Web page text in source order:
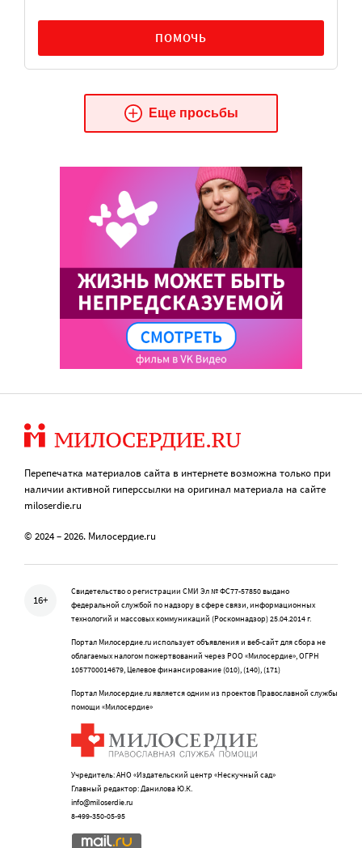
ПОМОЧЬ
Еще просьбы
Перепечатка материалов сайта в интернете возможна только при
наличии активной гиперссылки на оригинал материала на сайте
miloserdie.ru
© 2024 – 2026. Милосердие.ru
16+
Свидетельство о регистрации СМИ Эл № ФС77-57850 выдано
федеральной службой по надзору в сфере связи, информационных
технологий и массовых коммуникаций (Роскомнадзор) 25.04.2014 г.
Портал Милосердие.ru использует объявления и веб-сайт для сбора не
облагаемых налогом пожертвований через РОО «Милосердие», ОГРН
1057700014679, Целевое финансирование (010), (140), (171)
Портал Милосердие.ru является одним из проектов Православной службы
помощи «Милосердие»
Учредитель: АНО «Издательский центр «Нескучный сад»
Главный редактор: Данилова Ю.К.
info@miloserdie.ru
8-499-350-05-95